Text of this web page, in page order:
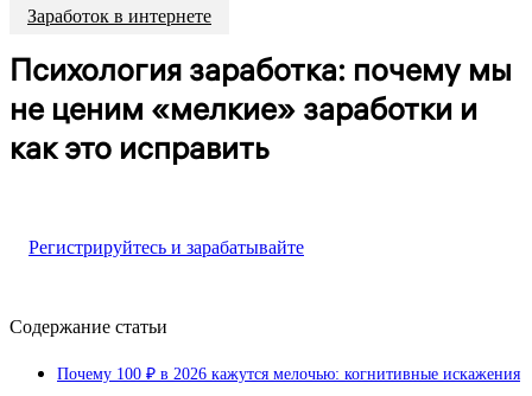
Заработок в интернете
Психология заработка: почему мы
не ценим «мелкие» заработки и
как это исправить
Регистрируйтесь и зарабатывайте
Содержание статьи
Почему 100 ₽ в 2026 кажутся мелочью: когнитивные искажения